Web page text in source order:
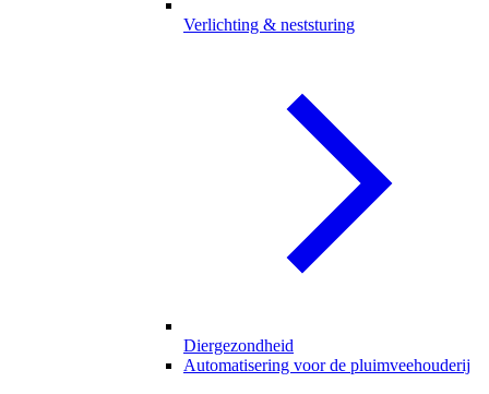
Verlichting & neststuring
Diergezondheid
Automatisering voor de pluimveehouderij